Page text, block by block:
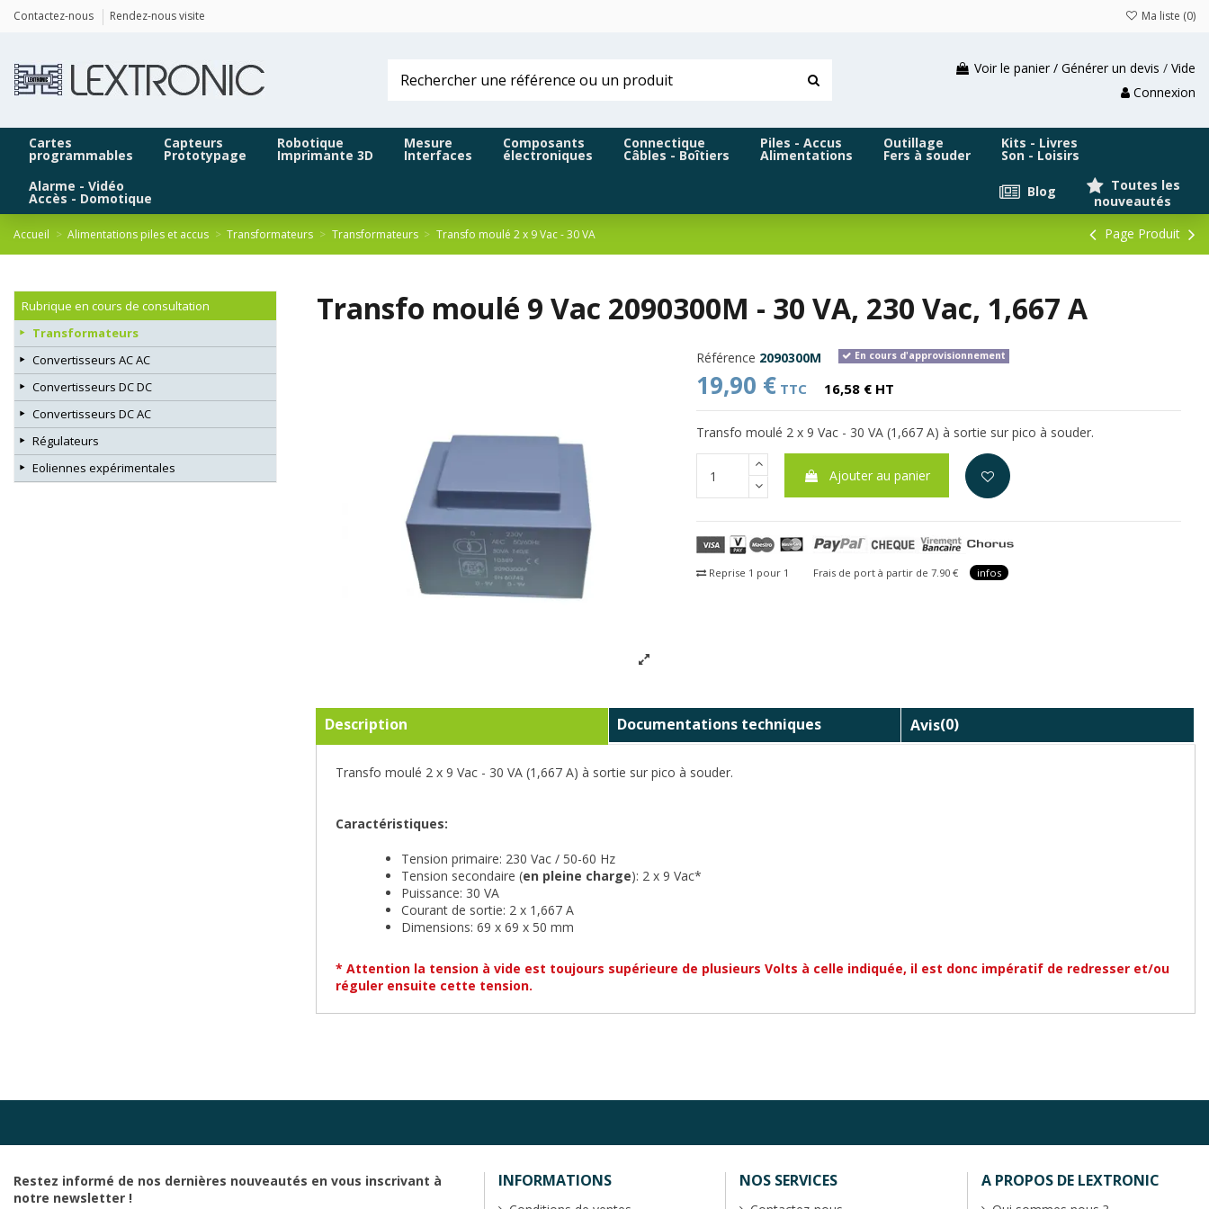
Contactez-nous Rendez-nous visite Ma liste (0)
Voir le panier / Générer un devis / Vide
Connexion
Cartes
programmables
Capteurs
Prototypage
Robotique
Imprimante 3D
Mesure
Interfaces
Composants
électroniques
Connectique
Câbles - Boîtiers
Piles - Accus
Alimentations
Outillage
Fers à souder
Kits - Livres
Son - Loisirs
Alarme - Vidéo
Accès - Domotique
Toutes les
nouveautés
Blog
Accueil Alimentations piles et accus Transformateurs Transformateurs Transfo moulé 2 x 9 Vac - 30 VA Page Produit
Transfo moulé 9 Vac 2090300M - 30 VA, 230 Vac, 1,667 A
Référence 2090300M En cours d'approvisionnement
19,90 € TTC 16,58 € HT
Transfo moulé 2 x 9 Vac - 30 VA (1,667 A) à sortie sur pico à souder.
Ajouter au panier
Reprise 1 pour 1 Frais de port à partir de 7.90 € infos
Description Documentations techniques Avis(0)
Transfo moulé 2 x 9 Vac - 30 VA (1,667 A) à sortie sur pico à souder.
Caractéristiques:
Tension primaire: 230 Vac / 50-60 Hz
Tension secondaire (en pleine charge): 2 x 9 Vac*
Puissance: 30 VA
Courant de sortie: 2 x 1,667 A
Dimensions: 69 x 69 x 50 mm
* Attention la tension à vide est toujours supérieure de plusieurs Volts à celle indiquée, il est donc impératif de redresser et/ou
réguler ensuite cette tension.
Rubrique en cours de consultation
Transformateurs
Convertisseurs AC AC
Convertisseurs DC DC
Convertisseurs DC AC
Régulateurs
Eoliennes expérimentales
Restez informé de nos dernières nouveautés en vous inscrivant à
notre newsletter !
INFORMATIONS NOS SERVICES A PROPOS DE LEXTRONIC
Panneau de gestion des cookies